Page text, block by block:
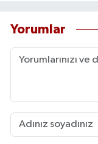
Yorumlar